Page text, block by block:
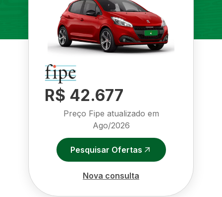
R$ 42.677
Preço Fipe atualizado em
Ago/2026
Pesquisar Ofertas
Nova consulta